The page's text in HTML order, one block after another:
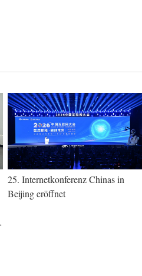
25. Internetkonferenz Chinas in
Beijing eröffnet